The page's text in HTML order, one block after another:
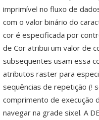
imprimível no fluxo de
com o valor binário do
cor é especificada por
de Cor atribui um valor de
subsequentes usam essa
atributos raster para
sequências de repetição (!
comprimento de execução
navegar na grade sixel. A